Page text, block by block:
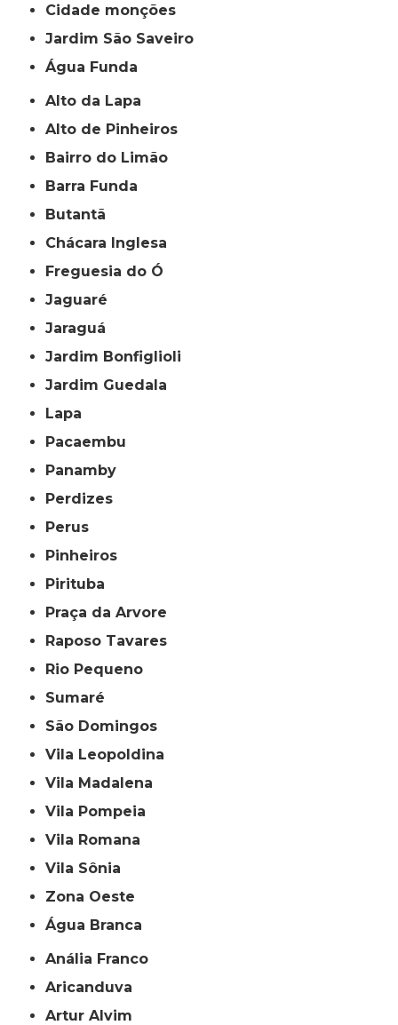
cidade monções
jardim São Saveiro
Água Funda
Alto da Lapa
Alto de Pinheiros
Bairro do Limão
Barra Funda
Butantã
Chácara Inglesa
Freguesia do Ó
Jaguaré
Jaraguá
Jardim Bonfiglioli
Jardim Guedala
Lapa
Pacaembu
Panamby
Perdizes
Perus
Pinheiros
Pirituba
Praça da Arvore
Raposo Tavares
Rio Pequeno
Sumaré
São Domingos
Vila Leopoldina
Vila Madalena
Vila Pompeia
Vila Romana
Vila Sônia
Zona Oeste
Água Branca
Anália Franco
Aricanduva
Artur Alvim